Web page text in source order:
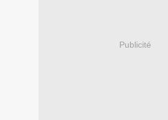
Publicité